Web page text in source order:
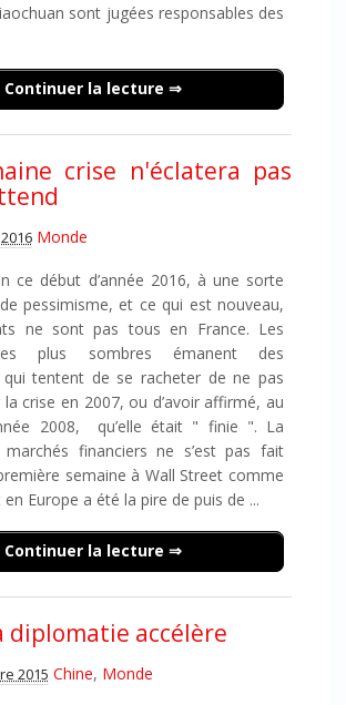
sont jugées responsables des
Continuer la lecture
crise n'éclatera pas
Monde
ce début d’année 2016, à une sorte
pessimisme, et ce qui est nouveau,
ne sont pas tous en France. Les
plus sombres émanent des
qui tentent de se racheter de ne pas
crise en 2007, ou d’avoir affirmé, au
2008, qu’elle était " finie ". La
financiers ne s’est pas fait
semaine à Wall Street comme
en Europe a été la pire de puis de ...
Continuer la lecture
diplomatie accélère
2015 Chine, Monde